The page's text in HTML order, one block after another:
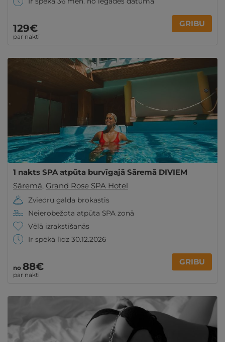
129€
par nakti
GRIBU
1 nakts SPA atpūta burvīgajā Sāremā DIVIEM
Sāremā, Grand Rose SPA Hotel
Zviedru galda brokastis
Neierobežota atpūta SPA zonā
Vēlā izrakstīšanās
Ir spēkā līdz 30.12.2026
no 88€
par nakti
GRIBU